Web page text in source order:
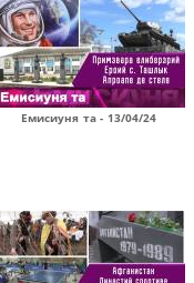
Емисиуня та - 13/04/24